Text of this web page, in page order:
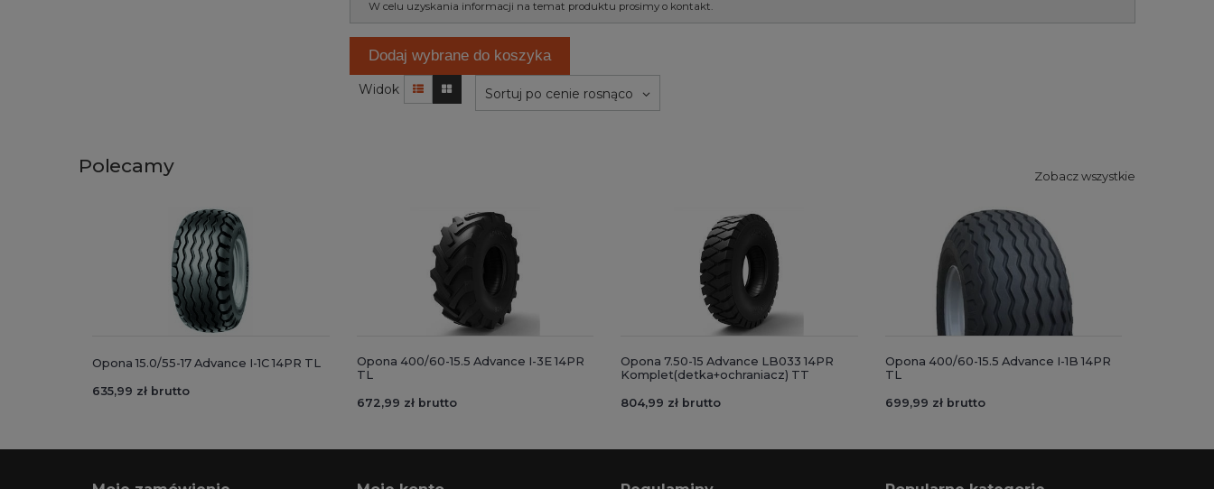
W celu uzyskania informacji na temat produktu prosimy o kontakt.
Dodaj wybrane do koszyka
Widok Sortuj po cenie rosnąco
Polecamy Zobacz wszystkie
Opona 15.0/55-17 Advance I-1C 14PR TL
635,99 zł brutto
Opona 400/60-15.5 Advance I-3E 14PR
TL
672,99 zł brutto
Opona 7.50-15 Advance LB033 14PR
Komplet(detka+ochraniacz) TT
804,99 zł brutto
Opona 400/60-15.5 Advance I-1B 14PR
TL
699,99 zł brutto